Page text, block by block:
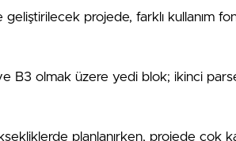
projede, farklı kullanım
B3 olmak üzere yedi blok; ikinci
planlanırken, projede çok